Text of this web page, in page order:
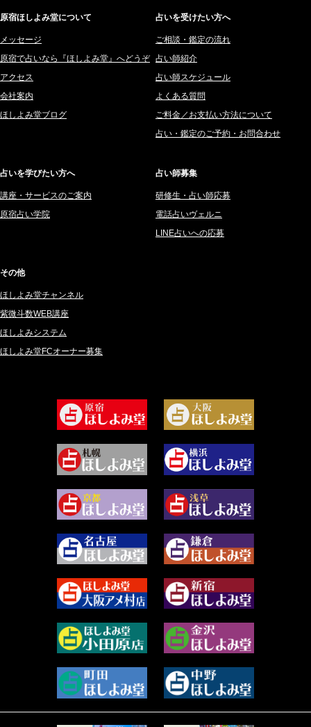
橘メルロ (7)
鈴喜みわこ (8)
鯖ノ実 ソニン (19)
愛音ソナタ (16)
紫村 明世 (34)
桜望巴千 (270)
綺咲みゆき (22)
比呂 酒井 (59)
ロザリン (157)
坂宮 鈴果 (82)
尾羽奈美海 (95)
藻那ムール (2)
白丸モカ (180)
水浅葱 旬時 (150)
阿佐霧 峰麿 (37)
源 彩乃 (65)
美月マーシャ (212)
芽百マミム (741)
真巳華 - Mamika - (269)
プラタ 真寿 (165)
紅月Luru (5)
ルーカス伽豆海 (1111)
2025年12月 (201)
2025年11月 (252)
2025年10月 (242)
2025年9月 (196)
2025年8月 (182)
2024年12月 (57)
2024年11月 (38)
2024年10月 (36)
2024年9月 (39)
2024年8月 (45)
2024年5月 (92)
2024年3月 (49)
2024年2月 (40)
2024年1月 (63)
2023年12月 (86)
2023年11月 (67)
2023年10月 (36)
2023年9月 (37)
2023年8月 (46)
2023年7月 (59)
2023年6月 (73)
2023年5月 (67)
2023年4月 (73)
原宿ほしよみ堂について
メッセージ
原宿で占いなら『ほしよみ堂』へどうぞ
アクセス
会社案内
ほしよみ堂ブログ
占いを受けたい方へ
ご相談・鑑定の流れ
占い師紹介
占い師スケジュール
よくある質問
ご料金／お支払い方法について
占い・鑑定のご予約・お問合わせ
占いを学びたい方へ
講座・サービスのご案内
原宿占い学院
占い師募集
研修生・占い師応募
電話占いヴェルニ
LINE占いへの応募
その他
ほしよみ堂チャンネル
紫微斗数WEB講座
ほしよみシステム
ほしよみ堂FCオーナー募集